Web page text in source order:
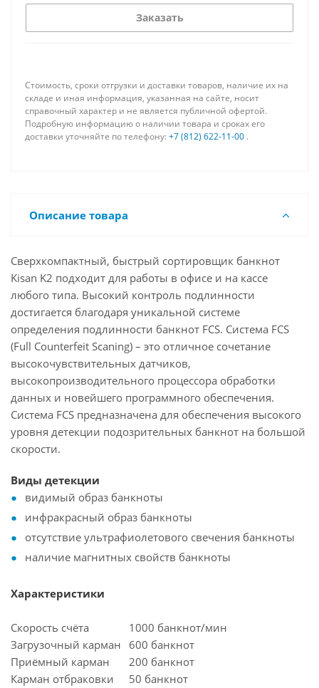
Заказать
Стоимость, сроки отгрузки и доставки товаров, наличие их на
складе и иная информация, указанная на сайте, носит
справочный характер и не является публичной офертой.
Подробную информацию о наличии товара и сроках его
доставки уточняйте по телефону: +7 (812) 622-11-00 .
Описание товара
Сверхкомпактный, быстрый cортировщик банкнот
Kisan K2 подходит для работы в офисе и на кассе
любого типа. Высокий контроль подлинности
достигается благодаря уникальной системе
определения подлинности банкнот FCS. Система FCS
(Full Counterfeit Scaning) – это отличное сочетание
высокочувствительных датчиков,
высокопроизводительного процессора обработки
данных и новейшего программного обеспечения.
Система FCS предназначена для обеспечения высокого
уровня детекции подозрительных банкнот на большой
скорости.
Виды детекции
видимый образ банкноты
инфракрасный образ банкноты
отсутствие ультрафиолетового свечения банкноты
наличие магнитных свойств банкноты
Характеристики
Скорость счёта
1000 банкнот/мин
Загрузочный карман
600 банкнот
Приёмный карман
200 банкнот
Карман отбраковки
50 банкнот